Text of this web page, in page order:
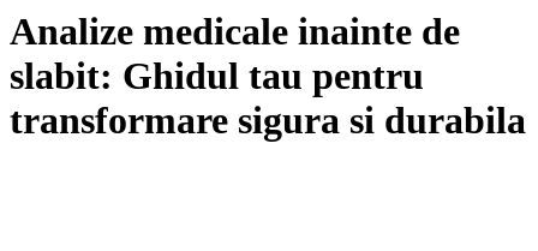
Analize medicale inainte de
slabit: Ghidul tau pentru
transformare sigura si durabila